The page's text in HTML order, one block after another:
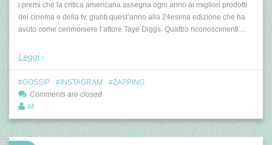
i premi che la critica americana assegna ogni anno ai migliori prodotti
del cinema e della tv, giunti quest’anno alla 24esima edizione che ha
avuto come cerimoniere l’attore Taye Diggs. Quattro riconoscimenti…
Leggi
GOSSIP INSTAGRAM
ZAPPING
Comments are closed
M.